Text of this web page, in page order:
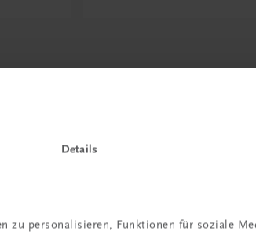
Details
zu personalisieren, Funktionen für soziale